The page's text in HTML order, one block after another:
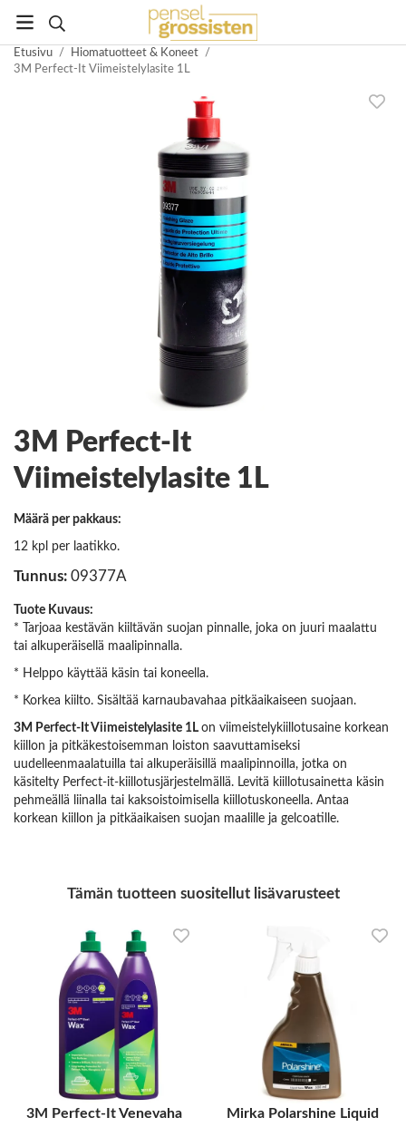
Etusivu / Hiomatuotteet & Koneet /
3M Perfect-It Viimeistelylasite 1L
3M Perfect-It
Viimeistelylasite 1L
Määrä per pakkaus:
12 kpl per laatikko.
Tunnus: 09377A
Tuote Kuvaus:
* Tarjoaa kestävän kiiltävän suojan pinnalle, joka on juuri maalattu
tai alkuperäisellä maalipinnalla.
* Helppo käyttää käsin tai koneella.
* Korkea kiilto. Sisältää karnaubavahaa pitkäaikaiseen suojaan.
3M Perfect-It Viimeistelylasite 1L on viimeistelykiillotusaine korkean
kiillon ja pitkäkestoisemman loiston saavuttamiseksi
uudelleenmaalatuilla tai alkuperäisillä maalipinnoilla, jotka on
käsitelty Perfect-it-kiillotusjärjestelmällä. Levitä kiillotusainetta käsin
pehmeällä liinalla tai kaksoistoimisella kiillotuskoneella. Antaa
korkean kiillon ja pitkäaikaisen suojan maalille ja gelcoatille.
Tämän tuotteen suositellut lisävarusteet
3M Perfect-It Venevaha
Mirka Polarshine Liquid